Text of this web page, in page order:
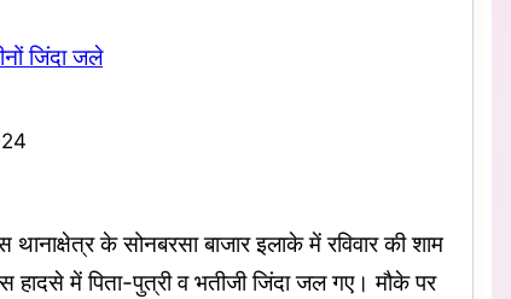
के सोनबरसा बाजार इलाके में रविवार की शाम
हादसे में पिता-पुत्री व भतीजी जिंदा जल गए। मौके पर